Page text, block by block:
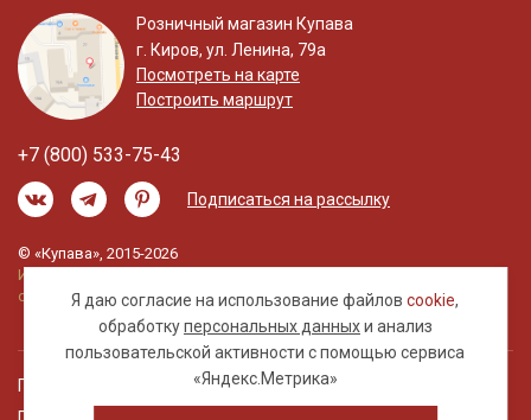
Я даю согласие на использование файловcookie,
обработкуперсональных данныхи анализ
пользовательской активности с помощью сервиса
«Яндекс.Метрика»
Розничный магазин Купава
г. Киров, ул. Ленина, 79а
Посмотреть на карте
Построить маршрут
+7 (800) 533-75-43
Подписаться на рассылку
© «Купава», 2015-2026
Информация на сайте не является публичной
офертой.
Правовая информация